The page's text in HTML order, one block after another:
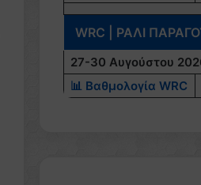
WRC | ΡΑΛΙ
27-30 Αυγούστου
📊 Βαθμολογία WRC